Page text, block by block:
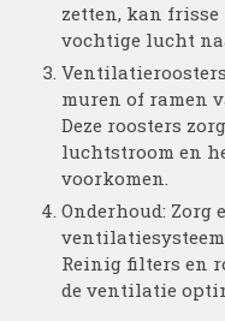
zetten, kan
vochtige lucht
muren of ramen
Deze roosters
luchtstroom en
voorkomen.
Onderhoud: Zorg
Reinig filters en
de ventilatie